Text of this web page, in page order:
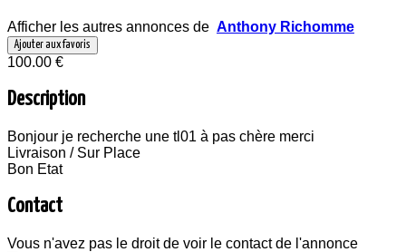
Afficher les autres annonces de Anthony Richomme
Ajouter aux favoris
100.00 €
Description
Bonjour je recherche une tl01 à pas chère merci
Livraison / Sur Place
Bon Etat
Contact
Vous n'avez pas le droit de voir le contact de l'annonce